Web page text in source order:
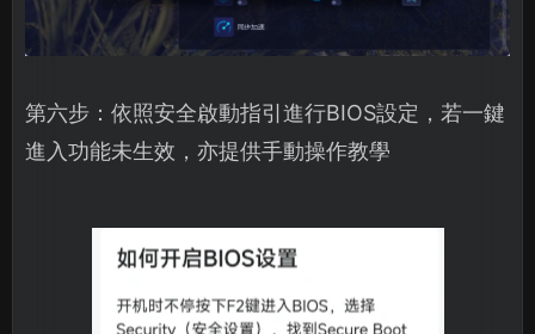
第六步：依照安全啟動指引進行BIOS設定，若一鍵
進入功能未生效，亦提供手動操作教學